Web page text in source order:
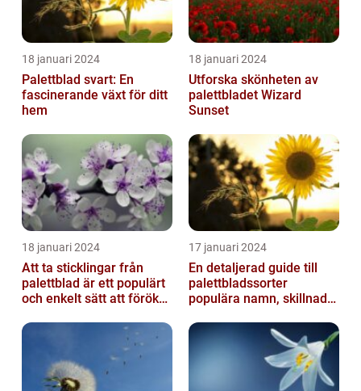
18 januari 2024
Palettblad svart: En
fascinerande växt för ditt
hem
18 januari 2024
Utforska skönheten av
palettbladet Wizard
Sunset
18 januari 2024
Att ta sticklingar från
palettblad är ett populärt
och enkelt sätt att föröka
17 januari 2024
En detaljerad guide till
palettbladssorter
populära namn, skillnader